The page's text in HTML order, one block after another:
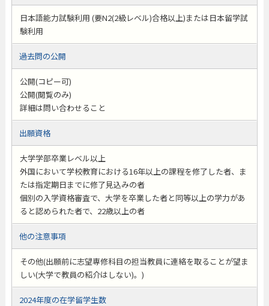
日本語能力試験利用 (要N2(2級レベル)合格以上)または日本留学試
験利用
過去問の公開
公開(コピー可)
公開(閲覧のみ)
詳細は問い合わせること
出願資格
大学学部卒業レベル以上
外国において学校教育における16年以上の課程を修了した者、ま
たは指定期日までに修了見込みの者
個別の入学資格審査で、大学を卒業した者と同等以上の学力があ
ると認められた者で、22歳以上の者
他の注意事項
その他(出願前に志望専修科目の担当教員に連絡を取ることが望ま
しい(大学で教員の紹介はしない)。)
2024年度の在学留学生数